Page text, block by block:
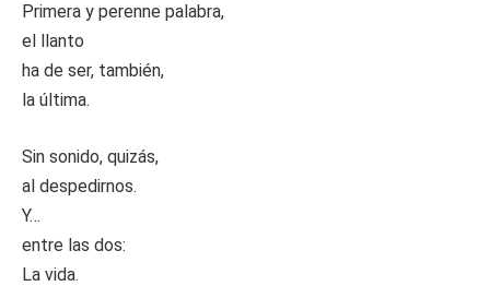
Primera y perenne palabra,
el llanto
ha de ser, también,
la última.
Sin sonido, quizás,
al despedirnos.
Y…
entre las dos:
La vida.